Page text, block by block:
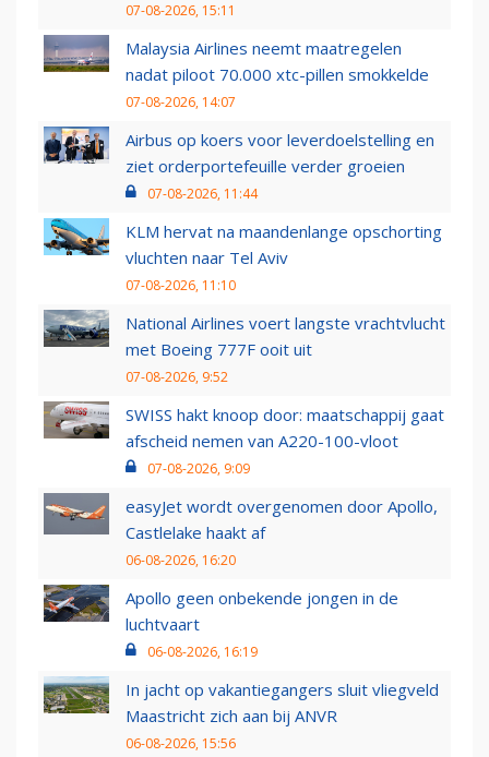
07-08-2026, 15:11
Malaysia Airlines neemt maatregelen
nadat piloot 70.000 xtc-pillen smokkelde
07-08-2026, 14:07
Airbus op koers voor leverdoelstelling en
ziet orderportefeuille verder groeien
07-08-2026, 11:44
KLM hervat na maandenlange opschorting
vluchten naar Tel Aviv
07-08-2026, 11:10
National Airlines voert langste vrachtvlucht
met Boeing 777F ooit uit
07-08-2026, 9:52
SWISS hakt knoop door: maatschappij gaat
afscheid nemen van A220-100-vloot
07-08-2026, 9:09
easyJet wordt overgenomen door Apollo,
Castlelake haakt af
06-08-2026, 16:20
Apollo geen onbekende jongen in de
luchtvaart
06-08-2026, 16:19
In jacht op vakantiegangers sluit vliegveld
Maastricht zich aan bij ANVR
06-08-2026, 15:56